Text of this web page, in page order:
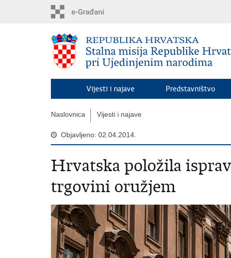
Vijesti i najave Predstavništvo
Naslovnica Vijesti i najave
Objavljeno: 02.04.2014.
Hrvatska položila
trgovini oružjem